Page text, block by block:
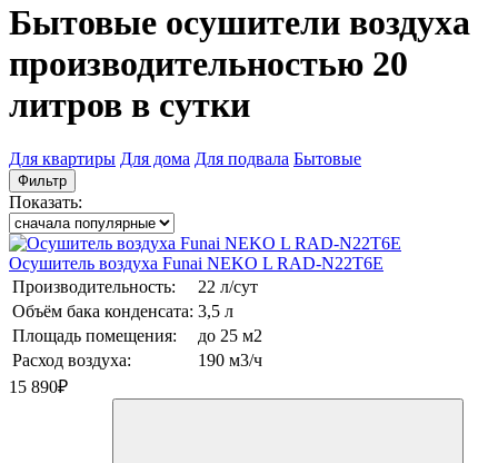
Бытовые осушители воздуха
производительностью 20
литров в сутки
Для квартиры Для дома Для подвала Бытовые
Фильтр
Показать:
Осушитель воздуха Funai NEKO L RAD-N22T6E
Производительность:
22 л/сут
Объём бака конденсата: 3,5 л
Площадь помещения:
до 25 м2
Расход воздуха:
190 м3/ч
15 890₽